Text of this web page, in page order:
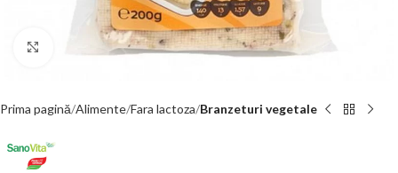
Faceți click pentru a mări
Prima pagină Alimente Fara lactoza Branzeturi vegetale